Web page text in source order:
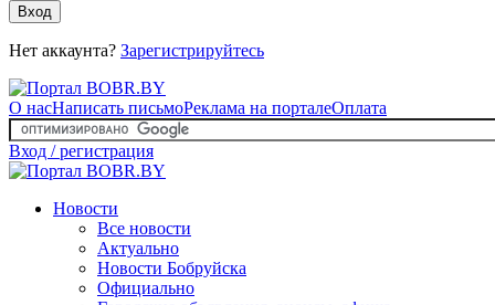
Вход
Нет аккаунта? Зарегистрируйтесь
О насНаписать письмоРеклама на порталеОплата
Вход / регистрация
Новости
Все новости
Актуально
Новости Бобруйска
Официально